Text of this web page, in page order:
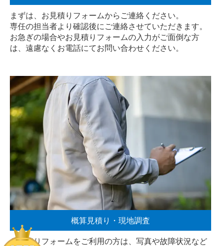
まずは、お見積りフォームからご連絡ください。
専任の担当者より確認後にご連絡させていただきます。
お急ぎの場合やお見積りフォームの入力がご面倒な方
は、遠慮なく お電話にてお問い合わせください。
概算見積り・現地調査
お見積りフォームをご利用の方は、写真や故障状況など